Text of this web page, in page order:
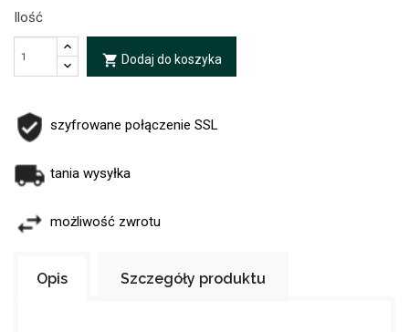
Ilość
local_grocery_store Dodaj do koszyka
szyfrowane połączenie SSL
tania wysyłka
możliwość zwrotu
Opis Szczegóły produktu